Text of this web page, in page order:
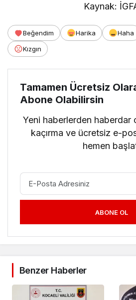
Kaynak:
Beğendim Harika Haha
Kızgın
Tamamen Ücretsiz
Abone Olabilirsin
Yeni haberlerden haberdar
kaçırma ve ücretsiz e-
hemen
ABONE OL
Benzer Haberler